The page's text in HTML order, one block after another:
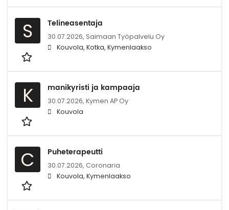
S Telineasentaja
30.07.2026, Saimaan Työpalvelu Oy
Kouvola, Kotka, Kymenlaakso
K manikyristi ja kampaaja
30.07.2026, Kymen AP Oy
Kouvola
C Puheterapeutti
30.07.2026, Coronaria
Kouvola, Kymenlaakso